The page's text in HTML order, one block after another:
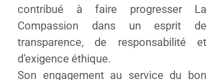
contribué à faire progresser La
Compassion dans un esprit de
transparence, de responsabilité et
d’exigence éthique.
Son engagement au service du bon